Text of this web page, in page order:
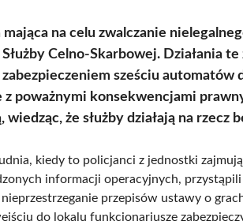
na celu zwalczanie
Celno-Skarbowej. Działania
sześciu automatów
z poważnymi konsekwencjami
że służby działają na rzecz
kiedy to policjanci z jednostki
informacji operacyjnych,
nieprzestrzeganie przepisów ustawy o
do lokalu funkcjonariusze